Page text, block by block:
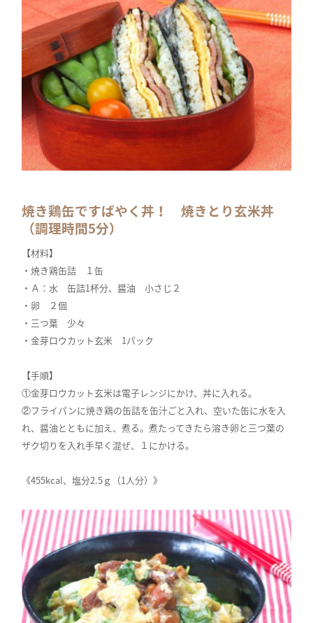
焼き鶏缶ですばやく丼！ 焼きとり玄米丼
（調理時間5分）
【材料】
・焼き鶏缶詰 １缶
・Ａ：水 缶詰1杯分、醤油 小さじ２
・卵 ２個
・三つ葉 少々
・金芽ロウカット玄米 1パック
【手順】
①金芽ロウカット玄米は電子レンジにかけ、丼に入れる。
②フライパンに焼き鶏の缶詰を缶汁ごと入れ、空いた缶に水を入
れ、醤油とともに加え、煮る。煮たってきたら溶き卵と三つ葉の
ザク切りを入れ手早く混ぜ、１にかける。
《455kcal、塩分2.5ｇ（1人分）》